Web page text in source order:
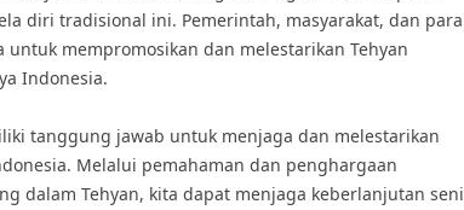
diri tradisional ini. Pemerintah, masyarakat, dan para
mempromosikan dan melestarikan Tehyan
Indonesia.
tanggung jawab untuk menjaga dan melestarikan
Melalui pemahaman dan penghargaan
dalam Tehyan, kita dapat menjaga keberlanjutan seni